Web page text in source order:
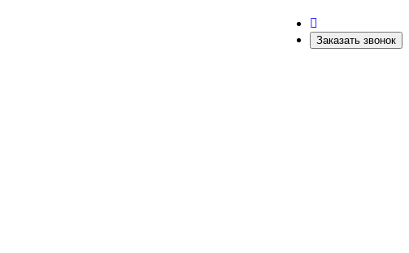
Заказать звонок